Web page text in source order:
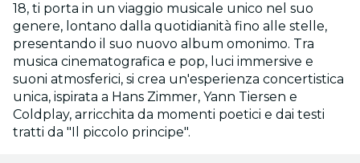
18, ti porta in un viaggio musicale unico nel suo
genere, lontano dalla quotidianità fino alle stelle,
presentando il suo nuovo album omonimo. Tra
musica cinematografica e pop, luci immersive e
suoni atmosferici, si crea un'esperienza concertistica
unica, ispirata a Hans Zimmer, Yann Tiersen e
Coldplay, arricchita da momenti poetici e dai testi
tratti da "Il piccolo principe".